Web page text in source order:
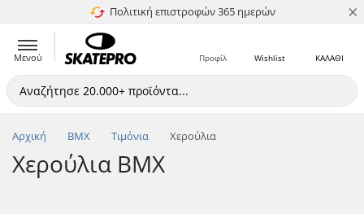
Πολιτική επιστροφών 365 ημερών
4.8 στα 5 ×
Μενού ΚΑΛΑΘΙ
Wishlist
Προφίλ
Αρχική BMX Τιμόνια Xερούλια
Xερούλια BMX